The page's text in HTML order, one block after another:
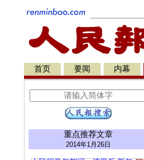
首页 要闻 内幕
重点推荐文章
2014年1月26日